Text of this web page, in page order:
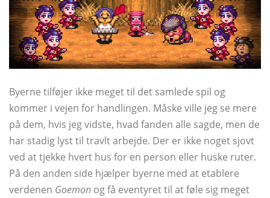
Byerne tilføjer ikke meget til det samlede spil og
kommer i vejen for handlingen. Måske ville jeg se mere
på dem, hvis jeg vidste, hvad fanden alle sagde, men de
har stadig lyst til travlt arbejde. Der er ikke noget sjovt
ved at tjekke hvert hus for en person eller huske ruter.
På den anden side hjælper byerne med at etablere
verdenen Goemon og få eventyret til at føle sig meget